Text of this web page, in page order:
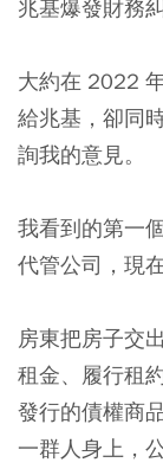
兆基爆發財務
大約在 2022
給兆基，卻同
詢我的意見。
我看到的第一
代管公司，現
房東把房子交
租金、履行租
發行的債權商
一群人身上，